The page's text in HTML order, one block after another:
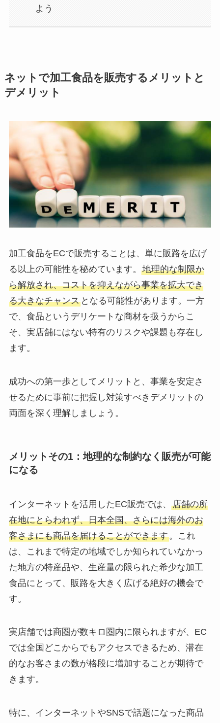
よう
ネットで加工食品を販売するメリットと
デメリット
加工食品をECで販売することは、単に販路を広げ
る以上の可能性を秘めています。 地理的な制限か
ら解放され、コストを抑えながら事業を拡大でき
る大きなチャンスとなる可能性があります。一方
で、食品というデリケートな商材を扱うからこ
そ、実店舗にはない特有のリスクや課題も存在し
ます。
成功への第一歩としてメリットと、事業を安定さ
せるために事前に把握し対策すべきデメリットの
両面を深く理解しましょう。
メリットその1：地理的な制約なく販売が可能
になる
インターネットを活用したEC販売では、 店舗の所
在地にとらわれず、日本全国、さらには海外のお
客さまにも商品を届けることができます。これ
は、これまで特定の地域でしか知られていなかっ
た地方の特産品や、生産量の限られた希少な加工
食品にとって、販路を大きく広げる絶好の機会で
す。
実店舗では商圏が数キロ圏内に限られますが、EC
では全国どこからでもアクセスできるため、潜在
的なお客さまの数が格段に増加することが期待で
きます。
特に、インターネットやSNSで話題になった商品